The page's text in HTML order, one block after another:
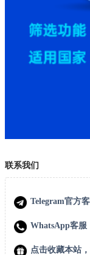
联系我们
Telegram官方
WhatsApp客服
点击收藏本站